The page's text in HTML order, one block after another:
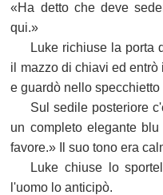
«Ha detto che deve
qui.»
Luke richiuse la porta
il mazzo di chiavi ed
e guardò nello specchietto
Sul sedile posteriore
un completo elegante
favore.» Il suo tono era
Luke chiuse lo
l'uomo lo anticipò.